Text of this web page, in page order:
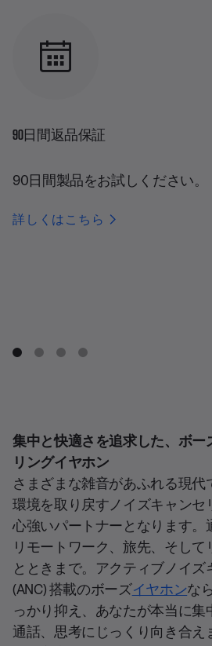
90日間返品保証
90日間製品をお試しください。
詳しくはこちら
集中と快適さを追求した、ボー
リングイヤホン
さまざまな雑音があふれる現代
環境を取り戻すノイズキャンセ
心強いパートナーとなります。
リモートワーク、旅先、そし
とときまで。アクティブノイズ
(ANC) 搭載のボーズイヤホンな
っかり抑え、あなたが本当に集
通話、思考にじっくり向き合え